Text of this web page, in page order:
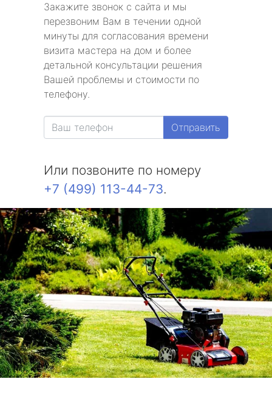
Закажите звонок с сайта и мы
перезвоним Вам в течении одной
минуты для согласования времени
визита мастера на дом и более
детальной консультации решения
Вашей проблемы и стоимости по
телефону.
Отправить
Или позвоните по номеру
+7 (499) 113-44-73.